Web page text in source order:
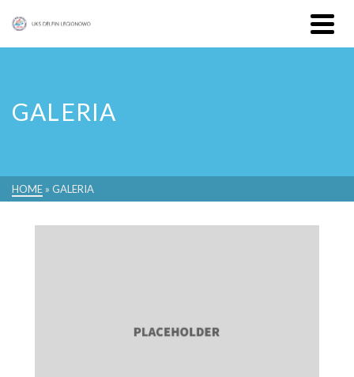
GALERIA
HOME » GALERIA